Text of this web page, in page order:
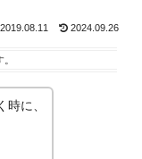
2019.08.11 2024.09.26
に、